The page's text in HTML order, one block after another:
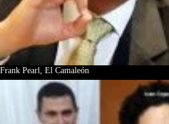
Frank Pearl, El Camaleón